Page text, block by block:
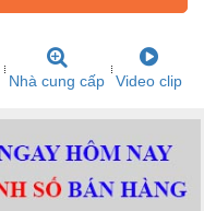
Nhà cung cấp Video clip